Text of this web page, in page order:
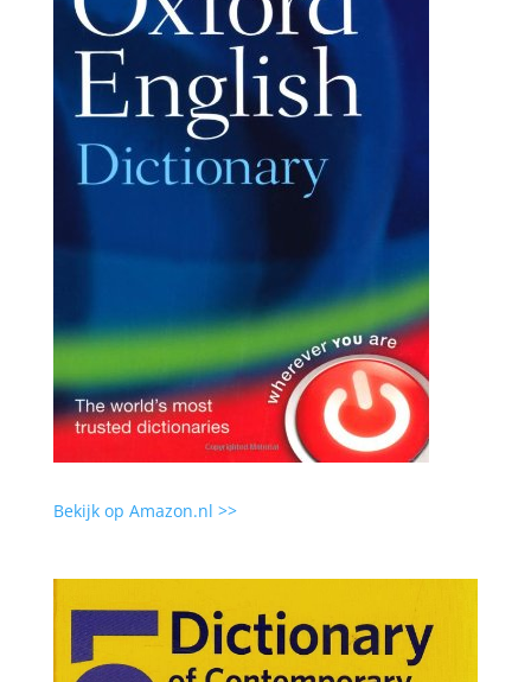
Bekijk op Amazon.nl >>